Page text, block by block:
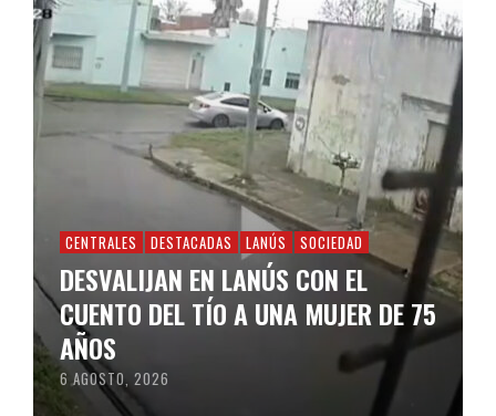
CENTRALES DESTACADAS LANÚS SOCIEDAD
DESVALIJAN EN LANÚS CON EL
CUENTO DEL TÍO A UNA MUJER DE 75
AÑOS
6 AGOSTO, 2026